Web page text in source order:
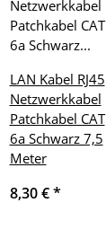
LAN Kabel RJ45
Netzwerkkabel
Patchkabel CAT
6a Schwarz 7,5
Meter
8,30 €*